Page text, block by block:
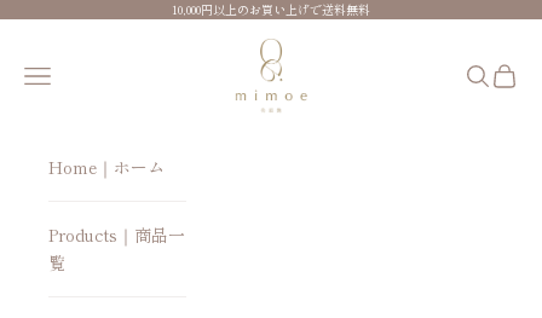
10,000円以上のお買い上げで送料無料
mimoe-美最艶-
メニューを開く
検索を開
カー
Home｜ホーム
Products｜商品一
覧